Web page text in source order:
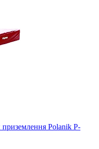
Polanik P-